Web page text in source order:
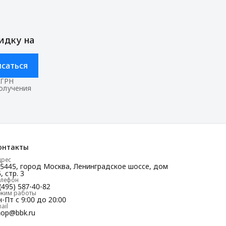
на
город Москва, Ленинградское шоссе, дом
стр. 3
587-40-82
работы
Пт с 9:00 до 20:00